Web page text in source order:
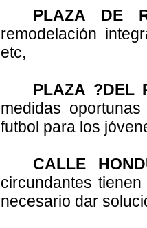
PLAZA DE
remodelación
etc,
PLAZA ?DEL
medidas
futbol para los
CALLE
circundantes
necesario dar